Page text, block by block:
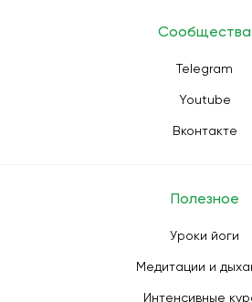
Сообщества
Telegram
Youtube
Вконтакте
Полезное
Уроки йоги
Медитации и
Интенсивные